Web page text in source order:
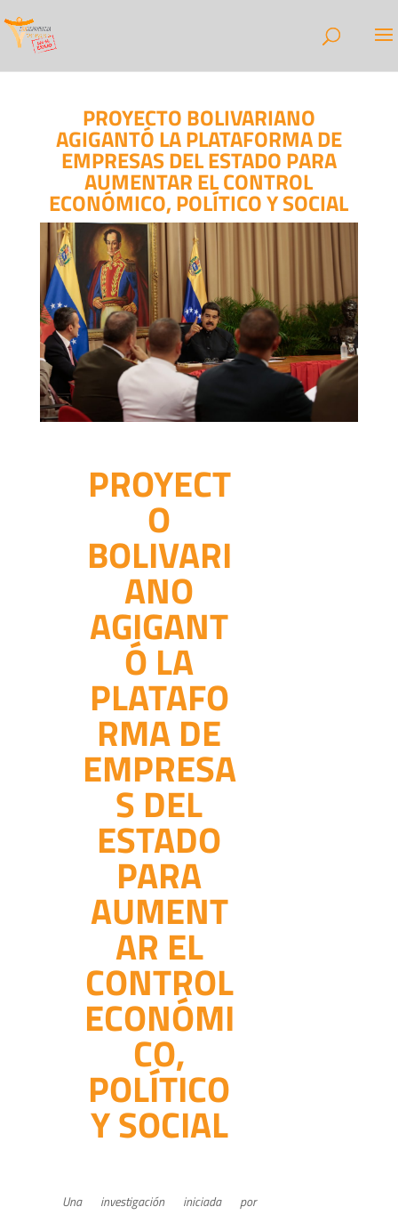
PROYECTO BOLIVARIANO
AGIGANTÓ LA PLATAFORMA DE
EMPRESAS DEL ESTADO PARA
AUMENTAR EL CONTROL
ECONÓMICO, POLÍTICO Y SOCIAL
PROYECT
O
BOLIVARI
ANO
AGIGANT
Ó LA
PLATAFO
RMA DE
EMPRESA
S DEL
ESTADO
PARA
AUMENT
AR EL
CONTROL
ECONÓMI
CO,
POLÍTICO
Y SOCIAL
Una investigación iniciada por